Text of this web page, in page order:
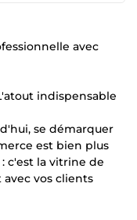
avec
indispensable
se démarquer
est bien plus
c'est la vitrine de
vos clients